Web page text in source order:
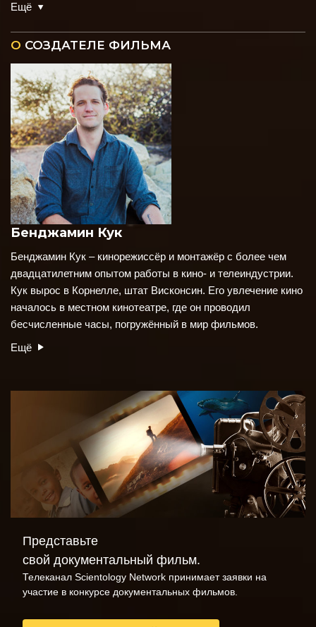
Ещё
О СОЗДАТЕЛЕ ФИЛЬМА
Бенджамин Кук
Бенджамин Кук – кинорежиссёр и монтажёр с более чем
двадцатилетним опытом работы в кино- и телеиндустрии.
Кук вырос в Корнелле, штат Висконсин. Его увлечение кино
началось в местном кинотеатре, где он проводил
бесчисленные часы, погружённый в мир фильмов.
Ещё
Представьте
свой документальный фильм.
Телеканал Scientology Network принимает заявки на
участие в конкурсе документальных фильмов.